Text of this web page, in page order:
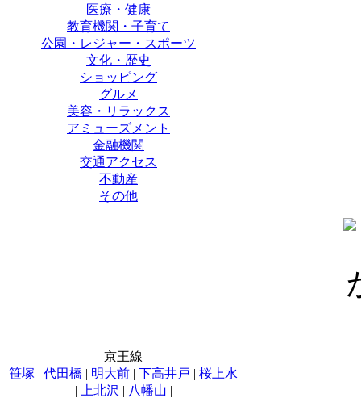
医療・健康
教育機関・子育て
公園・レジャー・スポーツ
文化・歴史
ショッピング
グルメ
美容・リラックス
アミューズメント
金融機関
交通アクセス
不動産
その他
京王線
笹塚 | 代田橋 | 明大前 | 下高井戸 | 桜上水
|
上北沢 | 八幡山 |